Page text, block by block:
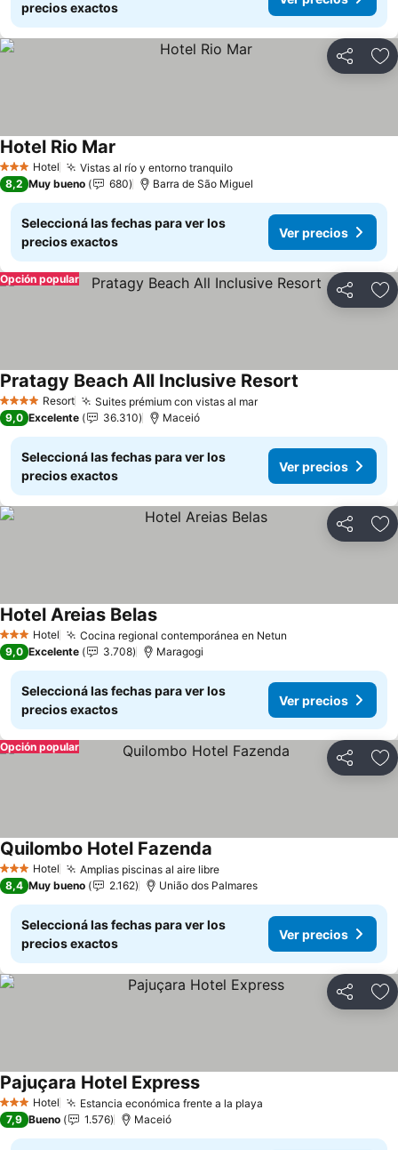
precios exactos
Compartir
3 Estrellas
Hotel Vistas al río y entorno tranquiloVer precios
Hotel Rio Mar
8,2 Muy bueno 680 Barra de São Miguel
Seleccioná las fechas para ver los
precios exactos
Ver precios
Compartir
Opción popular
4 EstrellasResort Suites prémium con vistas al marVer precios
Pratagy Beach All Inclusive Resort
9,0 Excelente 36.310 Maceió
Seleccioná las fechas para ver los
precios exactos
Ver precios
Compartir
3 Estrellas
Hotel Cocina regional contemporánea en Netun
Hotel Areias BelasVer precios
9,0 Excelente 3.708 Maragogi
Seleccioná las fechas para ver los
precios exactos
Ver precios
Compartir
Opción popular
3 Estrellas
Hotel Amplias piscinas al aire libreVer precios
Quilombo Hotel Fazenda
8,4 Muy bueno 2.162 União dos Palmares
Seleccioná las fechas para ver los
precios exactos
Ver precios
Compartir
3 Estrellas
Hotel Estancia económica frente a la playa
Pajuçara Hotel ExpressVer precios
7,9 Bueno 1.576 Maceió